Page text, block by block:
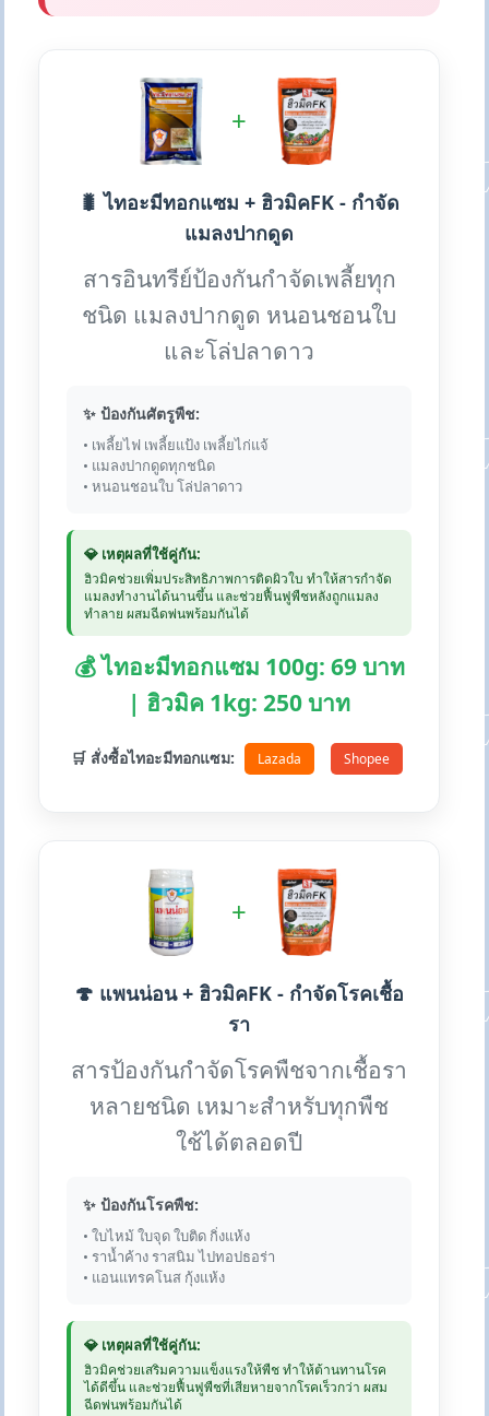
+
🐛 ไทอะมีทอกแซม + ฮิวมิคFK - กำจัด
แมลงปากดูด
สารอินทรีย์ป้องกันกำจัดเพลี้ยทุก
ชนิด แมลงปากดูด หนอนชอนใบ
และโล่ปลาดาว
✨ ป้องกันศัตรูพืช:
• เพลี้ยไฟ เพลี้ยแป้ง เพลี้ยไก่แจ้
• แมลงปากดูดทุกชนิด
• หนอนชอนใบ โล่ปลาดาว
💎 เหตุผลที่ใช้คู่กัน:
ฮิวมิคช่วยเพิ่มประสิทธิภาพการติดผิวใบ ทำให้สารกำจัด
แมลงทำงานได้นานขึ้น และช่วยฟื้นฟูพืชหลังถูกแมลง
ทำลาย ผสมฉีดพ่นพร้อมกันได้
💰 ไทอะมีทอกแซม 100g: 69 บาท
| ฮิวมิค 1kg: 250 บาท
🛒 สั่งซื้อไทอะมีทอกแซม: Lazada Shopee
+
🍄 แพนน่อน + ฮิวมิคFK - กำจัดโรคเชื้อ
รา
สารป้องกันกำจัดโรคพืชจากเชื้อรา
หลายชนิด เหมาะสำหรับทุกพืช
ใช้ได้ตลอดปี
✨ ป้องกันโรคพืช:
• ใบไหม้ ใบจุด ใบติด กิ่งแห้ง
• ราน้ำค้าง ราสนิม ไปทอปธอร่า
• แอนแทรคโนส กุ้งแห้ง
💎 เหตุผลที่ใช้คู่กัน:
ฮิวมิคช่วยเสริมความแข็งแรงให้พืช ทำให้ต้านทานโรค
ได้ดีขึ้น และช่วยฟื้นฟูพืชที่เสียหายจากโรคเร็วกว่า ผสม
ฉีดพ่นพร้อมกันได้